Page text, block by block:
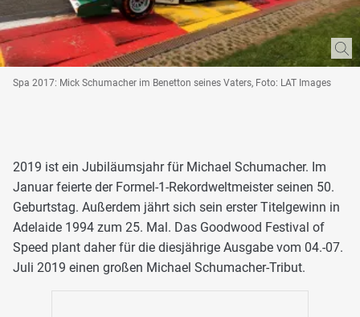
Spa 2017: Mick Schumacher im Benetton seines Vaters, Foto: LAT Images
2019 ist ein Jubiläumsjahr für Michael Schumacher. Im
Januar feierte der Formel-1-Rekordweltmeister seinen 50.
Geburtstag. Außerdem jährt sich sein erster Titelgewinn in
Adelaide 1994 zum 25. Mal. Das Goodwood Festival of
Speed plant daher für die diesjährige Ausgabe vom 04.-07.
Juli 2019 einen großen Michael Schumacher-Tribut.